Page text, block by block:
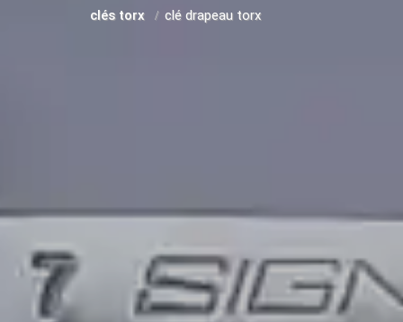
clés torx
clé drapeau torx